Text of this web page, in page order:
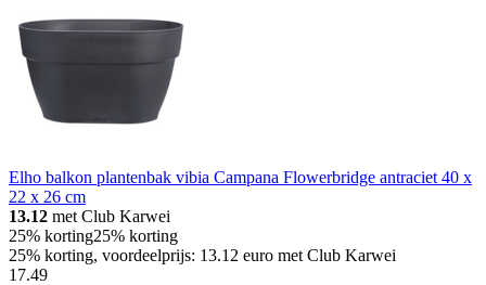
Elho balkon plantenbak vibia Campana Flowerbridge antraciet 40 x
22 x 26 cm
13.12 met Club Karwei
25% korting25% korting
25% korting, voordeelprijs: 13.12 euro met Club Karwei
17.49